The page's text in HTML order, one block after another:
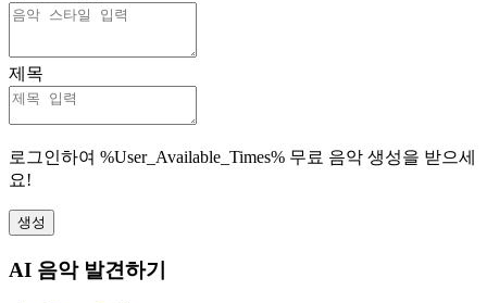
제목
로그인하여 %User_Available_Times% 무료 음악 생성을 받으세
요!
생성
AI 음악 발견하기